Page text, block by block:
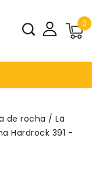
0
de rocha / Lã
Hardrock 391 -